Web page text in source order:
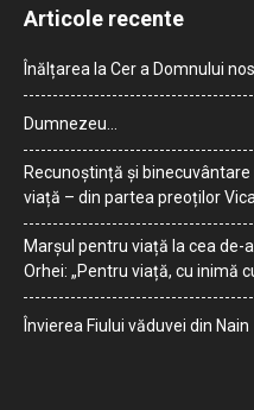
Articole recente
Înălțarea la Cer a Domnului
Dumnezeu…
Recunoștință și
viață – din partea preoților
Marșul pentru viață la cea de-
Orhei: „Pentru viață, cu inimă
Învierea Fiului văduvei din Nain